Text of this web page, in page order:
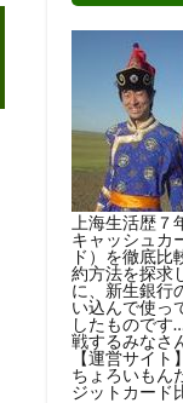
上海生活歴
キャッシュカ
ド）を徹底比
約方法を探求
に、新生銀行
い込んで使っ
したものです
戦するみなさ
【運営サイト】
ちょろいもん
ジットカード